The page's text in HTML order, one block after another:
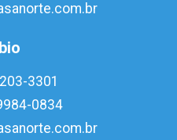
3301
0834